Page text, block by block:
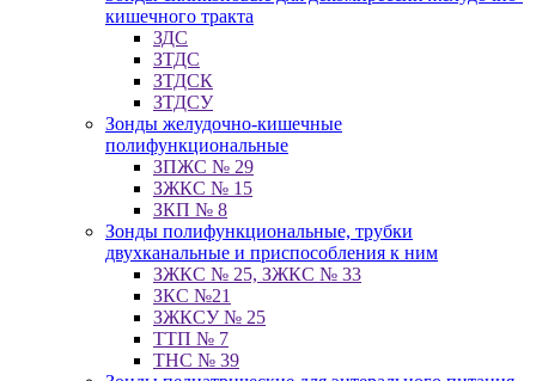
кишечного тракта
ЗДС
ЗТДС
ЗТДСК
ЗТДСУ
Зонды желудочно-кишечные
полифункциональные
ЗПЖС № 29
ЗЖКС № 15
ЗКП № 8
Зонды полифункциональные, трубки
двухканальные и приспособления к ним
ЗЖКС № 25, ЗЖКС № 33
ЗКС №21
ЗЖКСУ № 25
ТТП № 7
ТНС № 39